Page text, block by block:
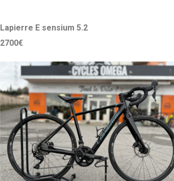
Lapierre E sensium 5.2
2700€